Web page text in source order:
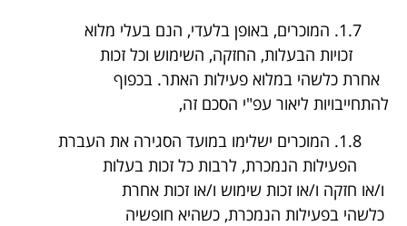
1.7. המוכרים, באופן בלעדי, הנם בעלי מלוא
זכויות הבעלות, החזקה, השימוש וכל זכות
אחרת כלשהי במלוא פעילות האתר. בכפוף
להתחייבויות ליאור עפ"י הסכם זה,
1.8. המוכרים ישלימו במועד הסגירה את העברת
הפעילות הנמכרת, לרבות כל זכות בעלות
ו/או חזקה ו/או זכות שימוש ו/או זכות אחרת
כלשהי בפעילות הנמכרת, כשהיא חופשיה